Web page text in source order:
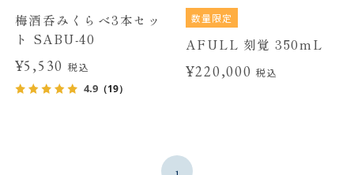
梅酒呑みくらべ3本セッ
ト SABU-40
¥5,530税込
4.9（19）
数量限定
AFULL 刻覚 350mL
¥220,000税込